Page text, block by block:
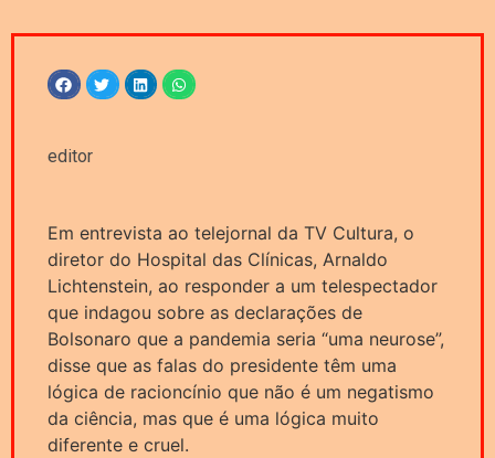
editor
Em entrevista ao telejornal da TV Cultura, o
diretor do Hospital das Clínicas, Arnaldo
Lichtenstein, ao responder a um telespectador
que indagou sobre as declarações de
Bolsonaro que a pandemia seria “uma neurose”,
disse que as falas do presidente têm uma
lógica de racioncínio que não é um negatismo
da ciência, mas que é uma lógica muito
diferente e cruel.